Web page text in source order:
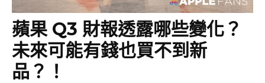
蘋果 Q3 財報透露哪些變化？
未來可能有錢也買不到新
品？！